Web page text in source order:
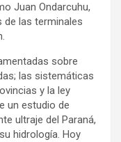
Juan Ondar­cuhu,
de las ter­mi­na­les
sobre
las sis­te­má­ti­cas
y la ley
un estu­dio de
ultraje del Paraná,
hidro­lo­gía. Hoy